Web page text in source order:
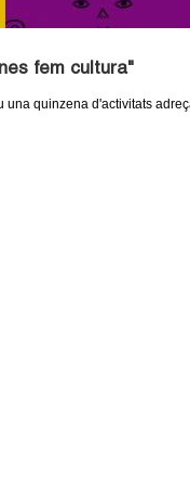
fem cultura"
quinzena d'activitats